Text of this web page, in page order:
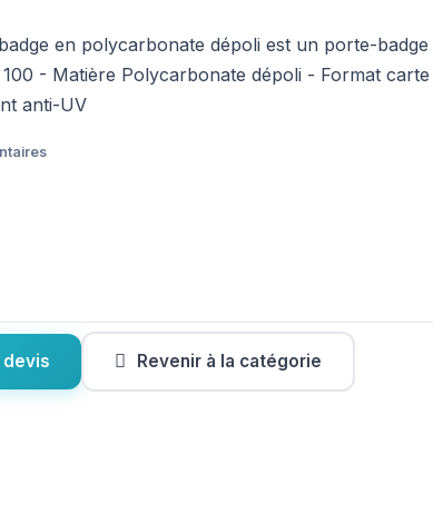
en polycarbonate dépoli est un porte-badge
- Matière Polycarbonate dépoli - Format
anti-UV
devis Revenir à la catégorie